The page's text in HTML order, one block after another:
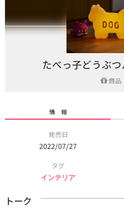
たべっ子どうぶ
商品
情 報
発売日
2022/07/27
タグ
インテリア
トーク